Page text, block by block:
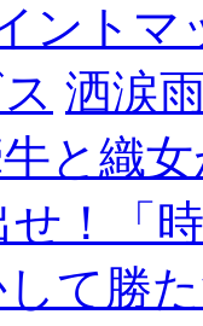
ントマ
洒涙
と織
せ！「
て勝